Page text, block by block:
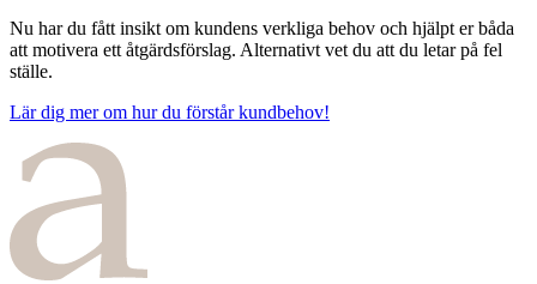
Nu har du fått insikt om kundens verkliga behov och hjälpt er båda
att motivera ett åtgärdsförslag. Alternativt vet du att du letar på fel
ställe.
Lär dig mer om hur du förstår kundbehov!